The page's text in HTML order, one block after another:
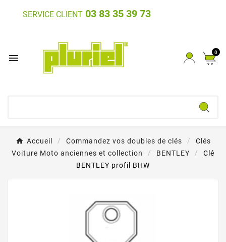
SERVICE CLIENT 03 83 35 39 73
 0
Accueil Commandez vos doubles de clés
Clés
Voiture Moto anciennes et collection
BENTLEY
Clé
BENTLEY profil BHW